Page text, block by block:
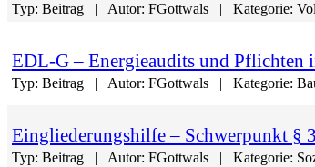
Typ: Beitrag Autor: FGottwals Kategorie:
EDL-G – Energieaudits und Pflichten
Typ: Beitrag Autor: FGottwals Kategorie:
Eingliederungshilfe – Schwerpunkt §
Typ: Beitrag Autor: FGottwals Kategorie: